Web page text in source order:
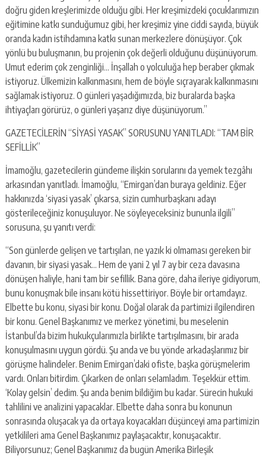
doğru giden kreşlerimizde olduğu gibi. Her kreşimizdeki çocuklarımızın
eğitimine katkı sunduğumuz gibi, her kreşimiz yine ciddi sayıda, büyük
oranda kadın istihdamına katkı sunan merkezlere dönüşüyor. Çok
yönlü bu buluşmanın, bu projenin çok değerli olduğunu düşünüyorum.
Umut ederim çok zenginliği… İnşallah o yolculuğa hep beraber çıkmak
istiyoruz. Ülkemizin kalkınmasını, hem de böyle sıçrayarak kalkınmasını
sağlamak istiyoruz. O günleri yaşadığımızda, biz buralarda başka
ihtiyaçları görürüz, o günleri yaşarız diye düşünüyorum.”
GAZETECİLERİN “SİYASİ YASAK” SORUSUNU YANITLADI: “TAM BİR
SEFİLLİK”
İmamoğlu, gazetecilerin gündeme ilişkin sorularını da yemek tezgâhı
arkasından yanıtladı. İmamoğlu, “Emirgan’dan buraya geldiniz. Eğer
hakkınızda ‘siyasi yasak’ çıkarsa, sizin cumhurbaşkanı adayı
gösterileceğiniz konuşuluyor. Ne söyleyeceksiniz bununla ilgili”
sorusuna, şu yanıtı verdi:
“Son günlerde gelişen ve tartışılan, ne yazık ki olmaması gereken bir
davanın, bir siyasi yasak… Hem de yani 2 yıl 7 ay bir ceza davasına
dönüşen haliyle, hani tam bir sefillik. Bana göre, daha ileriye gidiyorum,
bunu konuşmak bile insanı kötü hissettiriyor. Böyle bir ortamdayız.
Elbette bu konu, siyasi bir konu. Doğal olarak da partimizi ilgilendiren
bir konu. Genel Başkanımız ve merkez yönetimi, bu meselenin
İstanbul’da bizim hukukçularımızla birlikte tartışılmasını, bir arada
konuşulmasını uygun gördü. Şu anda ve bu yönde arkadaşlarımız bir
görüşme halindeler. Benim Emirgan’daki ofiste, başka görüşmelerim
vardı. Onları bitirdim. Çıkarken de onları selamladım. Teşekkür ettim.
‘Kolay gelsin’ dedim. Şu anda benim bildiğim bu kadar. Sürecin hukuki
tahlilini ve analizini yapacaklar. Elbette daha sonra bu konunun
sonrasında oluşacak ya da ortaya koyacakları düşünceyi ama partimizin
yetkilileri ama Genel Başkanımız paylaşacaktır, konuşacaktır.
Biliyorsunuz; Genel Başkanımız da bugün Amerika Birleşik